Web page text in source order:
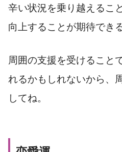
辛い状況を乗り越えるこ
向上することが期待でき
周囲の支援を受けること
れるかもしれないから、
してね。